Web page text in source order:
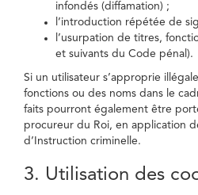
infondés (diffamation) ;
l’introduction répétée de
l’usurpation de titres,
et suivants du Code pénal).
Si un utilisateur s’approprie
fonctions ou des noms dans le
faits pourront également être
procureur du Roi, en application
d’Instruction criminelle.
3. Utilisation des